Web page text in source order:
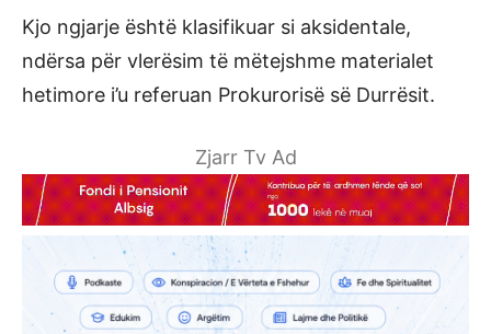
Kjo ngjarje është klasifikuar si aksidentale,
ndërsa për vlerësim të mëtejshme materialet
hetimore i’u referuan Prokurorisë së Durrësit.
Zjarr Tv Ad